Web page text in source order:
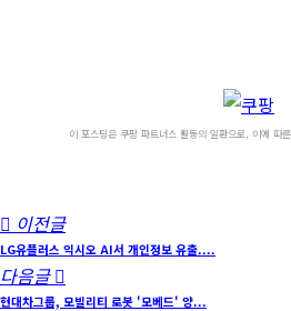
이 포스팅은 쿠팡 파트너스 활동의 일환으로, 이에 따
이전글
LG유플러스 익시오 AI서 개인정보 유출....
다음글
현대차그룹, 모빌리티 로봇 '모베드' 양...